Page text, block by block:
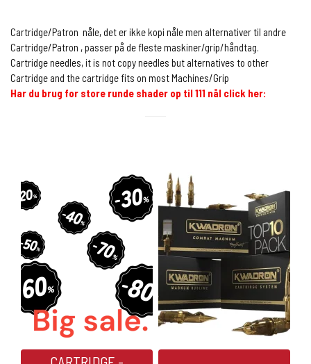
Cartridge/Patron nåle, det er ikke kopi nåle men alternativer til andre
Cartridge/Patron , passer på de fleste maskiner/grip/håndtag.
Cartridge needles, it is not copy needles but alternatives to other
Cartridge and the cartridge fits on most Machines/Grip
Har du brug for store runde shader op til 111 nål click her: